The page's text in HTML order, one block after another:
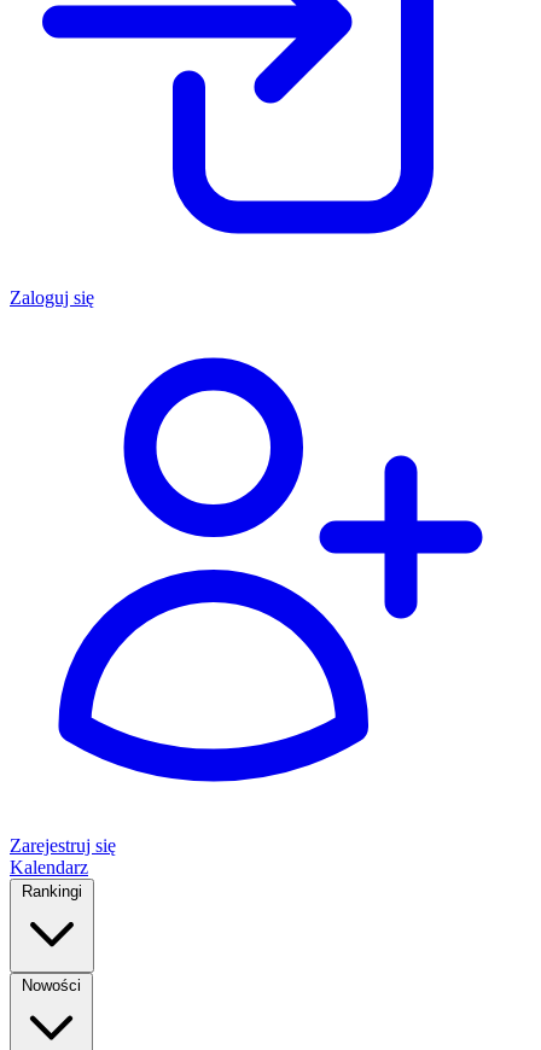
Zaloguj się
Zarejestruj się
Kalendarz
Rankingi
Nowości